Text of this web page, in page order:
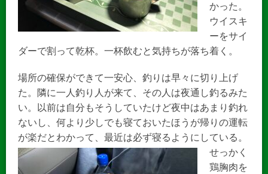
かった。
ウイスキ
ーをサイ
ダーで割って乾杯。一杯飲むと気持ちが落ち着く。
場所の確保ができて一安心、釣りは早々に切り上げ
た。隣に一人釣り人が来て、その人は夜通し釣るみた
い。以前は自分もそうしていたけど夜中はあまり釣れ
ないし、何より少しでも寝ておいたほうが帰りの運転
が楽だとわかって、最近は必ず寝るようにしている。
せっかく
鶏胸肉を